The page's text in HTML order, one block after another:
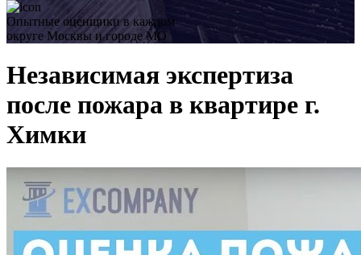
Опытные оценщики в каждом
округе Москвы и городе МО
Независимая экспертиза
после пожара в квартире г.
Химки